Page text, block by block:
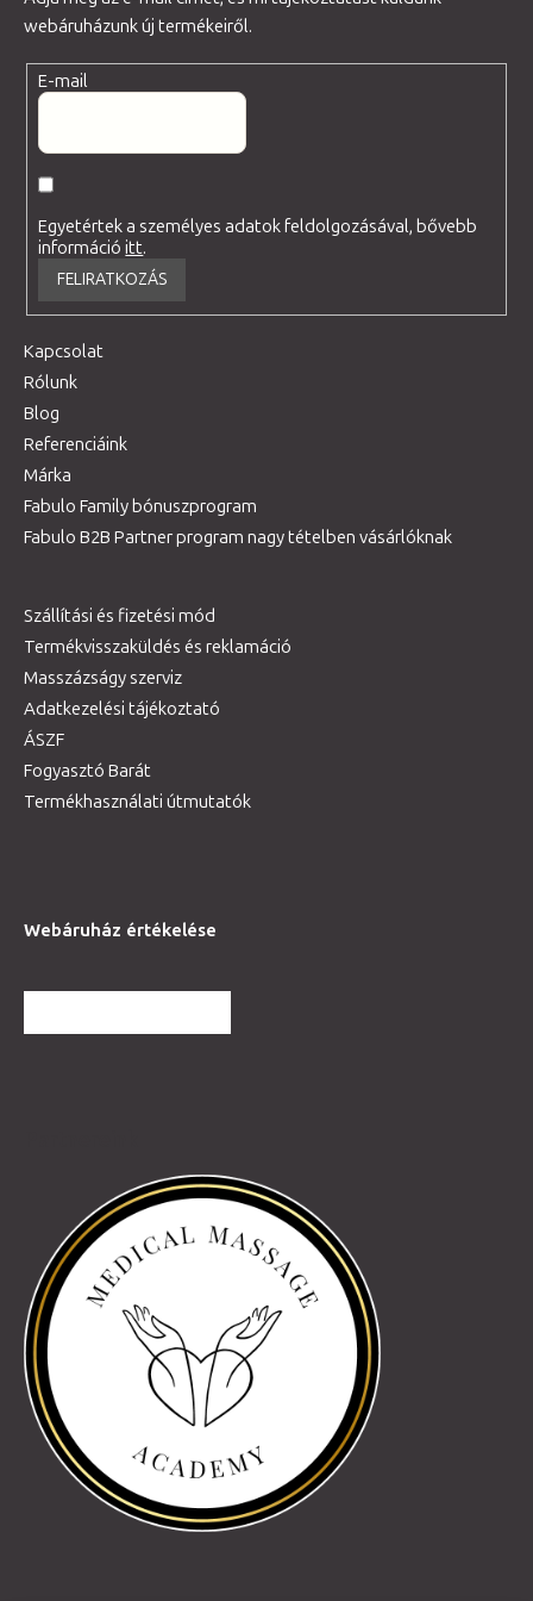
webáruházunk új termékeiről.
E-mail
Egyetértek a személyes adatok feldolgozásával, bővebb
információitt.
FELIRATKOZÁS
Kapcsolat
Rólunk
Blog
Referenciáink
Márka
Fabulo Family bónuszprogram
Fabulo B2B Partner program nagy tételben vásárlóknak
Szállítási és fizetési mód
Termékvisszaküldés és reklamáció
Masszázságy szerviz
Adatkezelési tájékoztató
ÁSZF
Fogyasztó Barát
Termékhasználati útmutatók
Webáruház értékelése